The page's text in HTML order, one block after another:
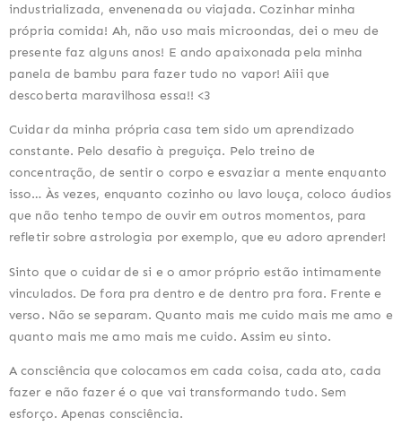
industrializada, envenenada ou viajada. Cozinhar minha
própria comida! Ah, não uso mais microondas, dei o meu de
presente faz alguns anos! E ando apaixonada pela minha
panela de bambu para fazer tudo no vapor! Aiii que
descoberta maravilhosa essa!! <3
Cuidar da minha própria casa tem sido um aprendizado
constante. Pelo desafio à preguiça. Pelo treino de
concentração, de sentir o corpo e esvaziar a mente enquanto
isso… Às vezes, enquanto cozinho ou lavo louça, coloco áudios
que não tenho tempo de ouvir em outros momentos, para
refletir sobre astrologia por exemplo, que eu adoro aprender!
Sinto que o cuidar de si e o amor próprio estão intimamente
vinculados. De fora pra dentro e de dentro pra fora. Frente e
verso. Não se separam. Quanto mais me cuido mais me amo e
quanto mais me amo mais me cuido. Assim eu sinto.
A consciência que colocamos em cada coisa, cada ato, cada
fazer e não fazer é o que vai transformando tudo. Sem
esforço. Apenas consciência.